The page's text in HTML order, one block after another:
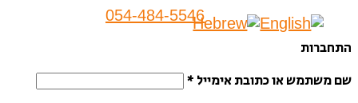
054-484-5546
התחברות
שם משתמש או כתובת אימייל *